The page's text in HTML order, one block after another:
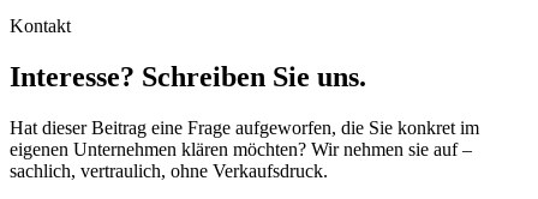
Kontakt
Interesse? Schreiben Sie uns.
Hat dieser Beitrag eine Frage aufgeworfen, die Sie konkret im
eigenen Unternehmen klären möchten? Wir nehmen sie auf –
sachlich, vertraulich, ohne Verkaufsdruck.